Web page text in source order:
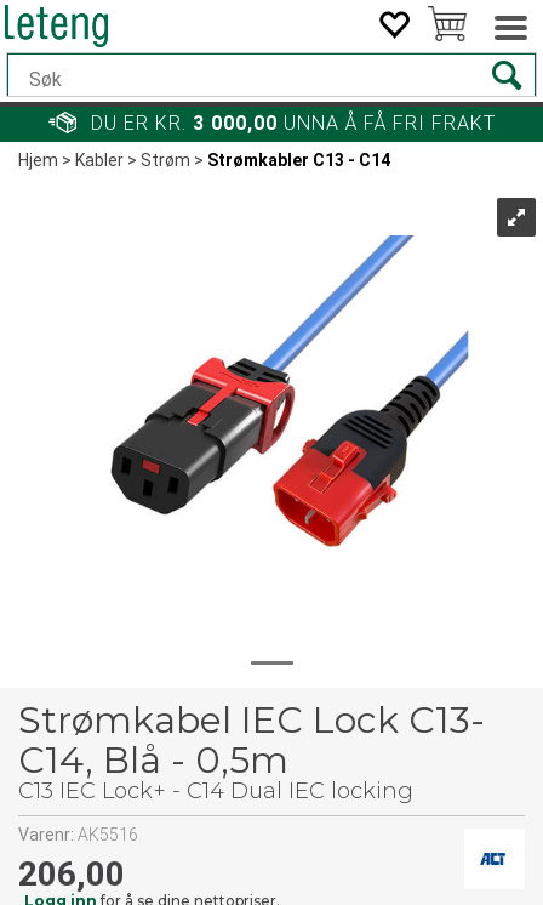
DU ER KR. 3 000,00 UNNA Å FÅ FRI FRAKT
Hjem>Kabler>Strøm>Strømkabler C13 - C14
Strømkabel IEC Lock C13-
C14, Blå - 0,5m
C13 IEC Lock+ - C14 Dual IEC locking
Varenr: AK5516
206,00
Logg inn for å se dine nettopriser.